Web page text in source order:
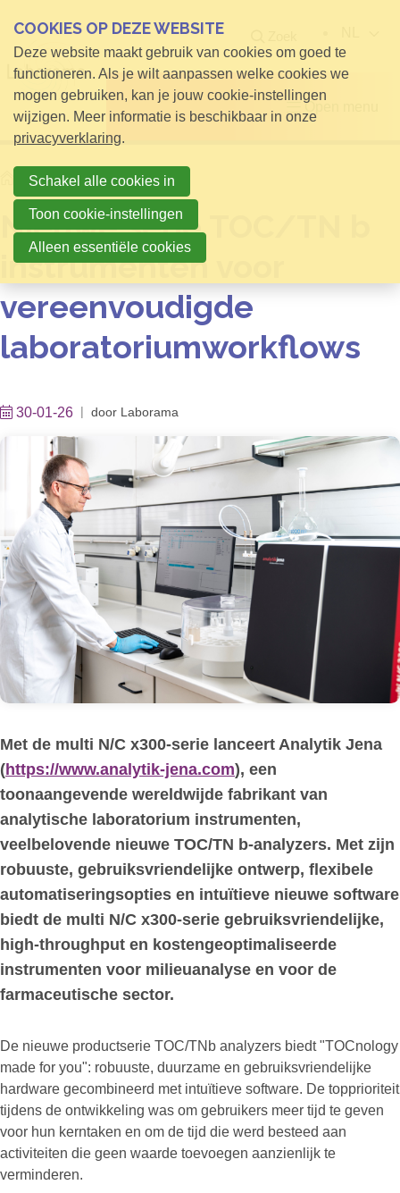
Open menu
HomeInfo voor Bezoekers
Nieuwe serie TOC/TN b
instrumenten voor
vereenvoudigde
laboratoriumworkflows
30-01-26 door Laborama
Met de multi N/C x300-serie lanceert Analytik Jena
(https://www.analytik-jena.com), een
toonaangevende wereldwijde fabrikant van
analytische laboratorium instrumenten,
veelbelovende nieuwe TOC/TN b-analyzers. Met zijn
robuuste, gebruiksvriendelijke ontwerp, flexibele
automatiseringsopties en intuïtieve nieuwe software
biedt de multi N/C x300-serie gebruiksvriendelijke,
high-throughput en kostengeoptimaliseerde
instrumenten voor milieuanalyse en voor de
farmaceutische sector.
De nieuwe productserie TOC/TNb analyzers biedt "TOCnology
made for you": robuuste, duurzame en gebruiksvriendelijke
hardware gecombineerd met intuïtieve software. De topprioriteit
tijdens de ontwikkeling was om gebruikers meer tijd te geven
voor hun kerntaken en om de tijd die werd besteed aan
activiteiten die geen waarde toevoegen aanzienlijk te
verminderen.
COOKIES OP DEZE WEBSITE
Deze website maakt gebruik van cookies om goed te
functioneren. Als je wilt aanpassen welke cookies we
mogen gebruiken, kan je jouw cookie-instellingen
wijzigen. Meer informatie is beschikbaar in onze
privacyverklaring.
Schakel alle cookies in
Toon cookie-instellingen
Alleen essentiële cookies